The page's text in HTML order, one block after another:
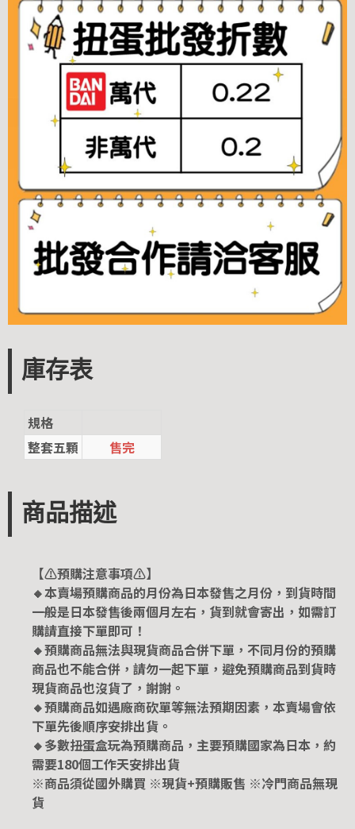
庫存表
規格
整套五顆
售完
商品描述
【⚠️預購注意事項⚠️】
🔸本賣場預購商品的月份為日本發售之月份，到貨時間
一般是日本發售後兩個月左右，貨到就會寄出，如需訂
購請直接下單即可！
🔸預購商品無法與現貨商品合併下單，不同月份的預購
商品也不能合併，請勿一起下單，避免預購商品到貨時
現貨商品也沒貨了，謝謝。
🔸預購商品如遇廠商砍單等無法預期因素，本賣場會依
下單先後順序安排出貨。
🔸多數扭蛋盒玩為預購商品，主要預購國家為日本，約
需要180個工作天安排出貨
※商品須從國外購買 ※現貨+預購販售 ※冷門商品無現
貨